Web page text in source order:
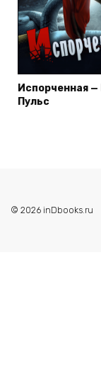
Испорченная
Пульс
© 2026 inDbooks.ru